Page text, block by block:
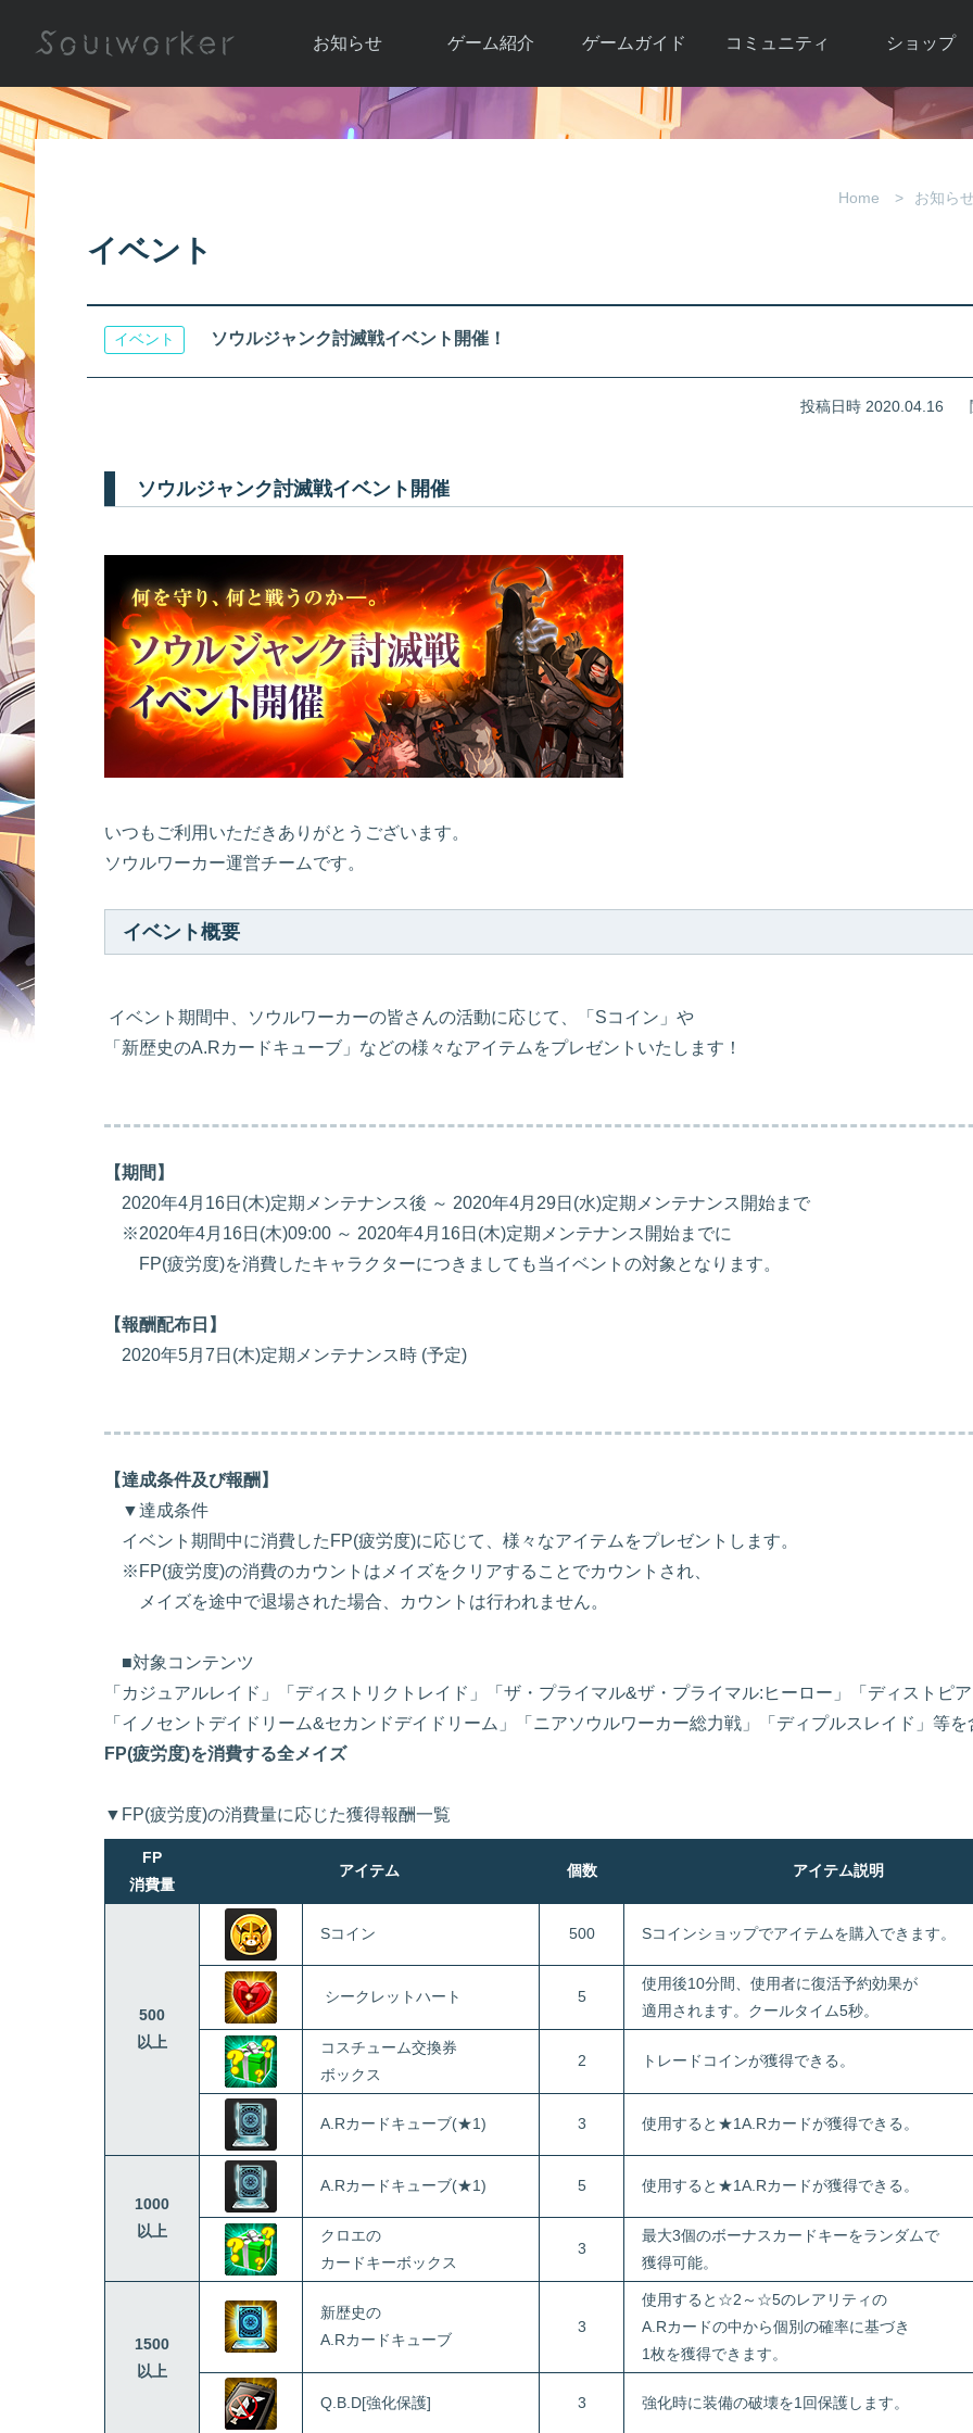
お知らせ
お知らせ一覧
ゲーム紹介
ソウルワーカー
アップデート履
歴
ゲームガイド
ガイド総合もく
コミュニティ
自由掲示板
ショップ
Y.Pの購入
アイテムカタロ
Home お知らせ
イベント
イベント ソウルジャンク討滅戦イベント開催！
投稿日時 2020.04.16
ソウルジャンク討滅戦イベント開催
いつもご利用いただきありがとうございます。
ソウルワーカー運営チームです。
イベント概要
イベント期間中、ソウルワーカーの皆さんの活動に応じて、「Sコイン」や
「新歴史のA.Rカードキューブ」などの様々なアイテムをプレゼントいたします！
【期間】
2020年4月16日(木)定期メンテナンス後 ～ 2020年4月29日(水)定期メンテナンス開始まで
※2020年4月16日(木)09:00 ～ 2020年4月16日(木)定期メンテナンス開始までに
FP(疲労度)を消費したキャラクターにつきましても当イベントの対象となります。
【報酬配布日】
2020年5月7日(木)定期メンテナンス時 (予定)
【達成条件及び報酬】
▼達成条件
イベント期間中に消費したFP(疲労度)に応じて、様々なアイテムをプレゼントします。
※FP(疲労度)の消費のカウントはメイズをクリアすることでカウントされ、
メイズを途中で退場された場合、カウントは行われません。
■対象コンテンツ
「カジュアルレイド」「ディストリクトレイド」「ザ・プライマル&ザ・プライマル:ヒーロー」「ディストピア
「イノセントデイドリーム&セカンドデイドリーム」「ニアソウルワーカー総力戦」「ディプルスレイド」等を
FP(疲労度)を消費する全メイズ
▼FP(疲労度)の消費量に応じた獲得報酬一覧
FP
消費量
アイテム 個数 アイテム説明
500
以上
Sコイン 500 Sコインショップでアイテムを購入できます。
シークレットハート 5
使用後10分間、使用者に復活予約効果が
適用されます。クールタイム5秒。
コスチューム交換券
ボックス
2 トレードコインが獲得できる。
A.Rカードキューブ(★1) 3 使用すると★1A.Rカードが獲得できる。
1000
以上
A.Rカードキューブ(★1) 5 使用すると★1A.Rカードが獲得できる。
クロエの
カードキーボックス
3
最大3個のボーナスカードキーをランダムで
獲得可能。
1500
以上
新歴史の
A.Rカードキューブ
3
使用すると☆2～☆5のレアリティの
A.Rカードの中から個別の確率に基づき
1枚を獲得できます。
Q.B.D[強化保護] 3 強化時に装備の破壊を1回保護します。